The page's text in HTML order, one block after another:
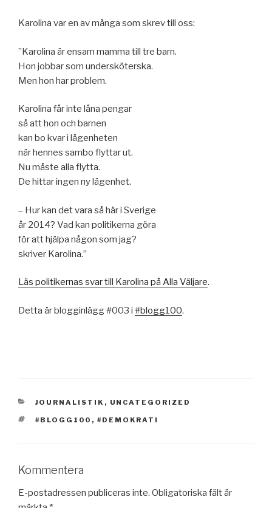
Karolina var en av många som skrev till oss:
”Karolina är ensam mamma till tre barn.
Hon jobbar som undersköterska.
Men hon har problem.
Karolina får inte låna pengar
så att hon och barnen
kan bo kvar i lägenheten
när hennes sambo flyttar ut.
Nu måste alla flytta.
De hittar ingen ny lägenhet.
– Hur kan det vara så här i Sverige
år 2014? Vad kan politikerna göra
för att hjälpa någon som jag?
skriver Karolina.”
Läs politikernas svar till Karolina på Alla Väljare.
Detta är blogginlägg #003 i #blogg100.
KATEGORIER
JOURNALISTIK , UNCATEGORIZED
TAGGAR
#BLOGG100 , #DEMOKRATI
Kommentera
E-postadressen publiceras inte. Obligatoriska fält är